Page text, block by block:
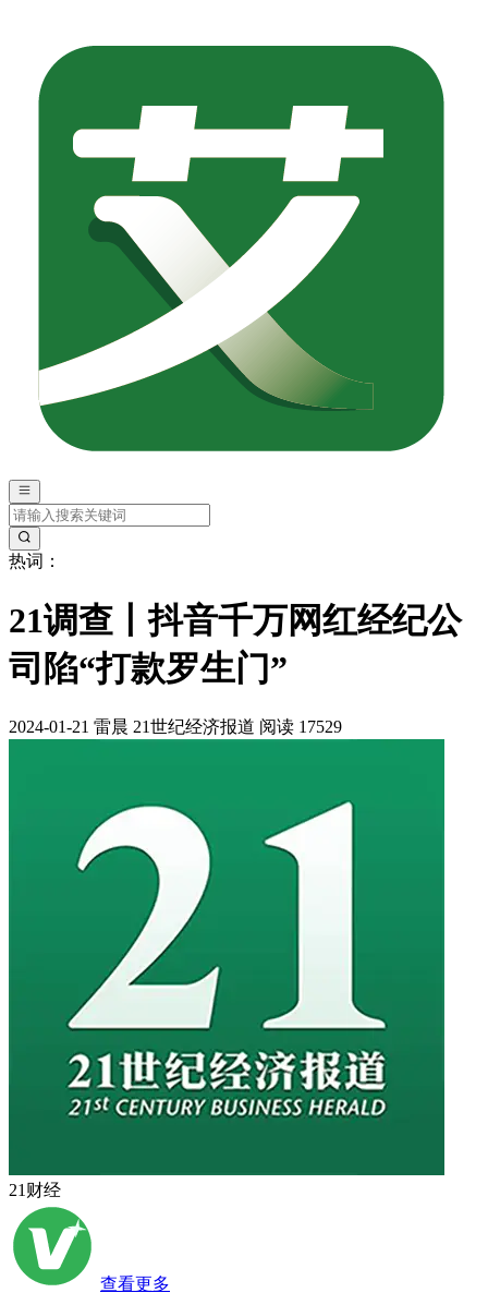
热词：
21调查丨抖音千万网红经纪公
司陷“打款罗生门”
2024-01-21 雷晨 21世纪经济报道 阅读 17529
21财经
查看更多